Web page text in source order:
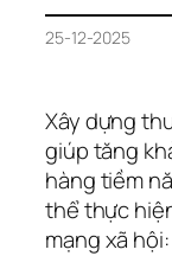
25-12-2025
Xây dựng
giúp tăng
hàng tiềm
thể thực
mạng xã hội: